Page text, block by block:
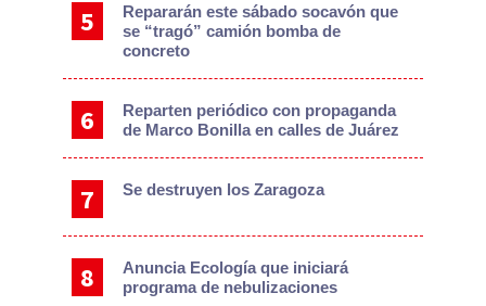
Repararán este sábado socavón que
se “tragó” camión bomba de
concreto
Reparten periódico con propaganda
de Marco Bonilla en calles de Juárez
Se destruyen los Zaragoza
Anuncia Ecología que iniciará
programa de nebulizaciones